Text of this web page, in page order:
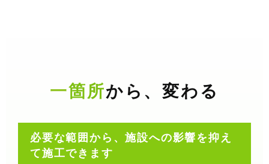
一箇所から、変わる
必要な範囲から、施設への影響を抑え
て施工できます